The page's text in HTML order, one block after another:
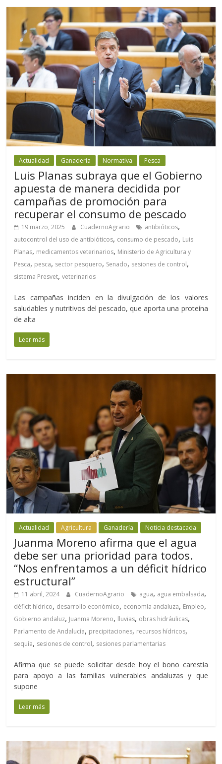
Actualidad Ganadería Normativa Pesca
Luis Planas subraya que el Gobierno
apuesta de manera decidida por
campañas de promoción para
recuperar el consumo de pescado
19 marzo, 2025 CuadernoAgrario antibióticos,
autocontrol del uso de antibióticos, consumo de pescado, Luis
Planas, medicamentos veterinarios, Ministerio de Agricultura y
Pesca, pesca, sector pesquero, Senado, sesiones de control,
sistema Presvet,veterinarios
Las campañas inciden en la divulgación de los valores
saludables y nutritivos del pescado, que aporta una proteína
de alta
Leer más
Actualidad Agricultura Ganadería Noticia destacada
Juanma Moreno afirma que el agua
debe ser una prioridad para todos.
“Nos enfrentamos a un déficit hídrico
estructural”
11 abril, 2024 CuadernoAgrario agua, agua embalsada,
déficit hídrico, desarrollo económico, economía andaluza, Empleo,
Gobierno andaluz, Juanma Moreno, lluvias, obras hidráulicas,
Parlamento de Andalucía, precipitaciones, recursos hídricos,
sequía, sesiones de control, sesiones parlamentarias
Afirma que se puede solicitar desde hoy el bono carestía
para apoyo a las familias vulnerables andaluzas y que
supone
Leer más